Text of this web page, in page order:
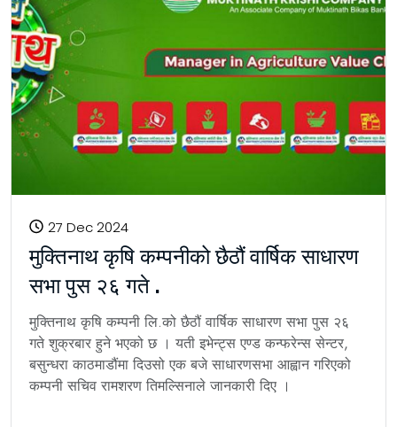
27 Dec 2024
मुक्तिनाथ कृषि कम्पनीको छैठौं वार्षिक साधारण
सभा पुस २६ गते .
मुक्तिनाथ कृषि कम्पनी लि.को छैठौं वार्षिक साधारण सभा पुस २६
गते शुक्रबार हुने भएको छ । यती इभेन्ट्स एण्ड कन्फरेन्स सेन्टर,
बसुन्धरा काठमाडौंमा दिउसो एक बजे साधारणसभा आह्वान गरिएको
कम्पनी सचिव रामशरण तिमल्सिनाले जानकारी दिए ।